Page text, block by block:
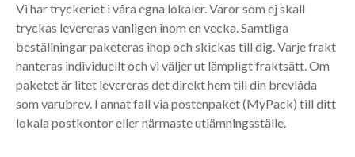
Vi har tryckeriet i våra egna lokaler. Varor som ej skall
tryckas levereras vanligen inom en vecka. Samtliga
beställningar paketeras ihop och skickas till dig. Varje frakt
hanteras individuellt och vi väljer ut lämpligt fraktsätt. Om
paketet är litet levereras det direkt hem till din brevlåda
som varubrev. I annat fall via postenpaket (MyPack) till ditt
lokala postkontor eller närmaste utlämningsställe.